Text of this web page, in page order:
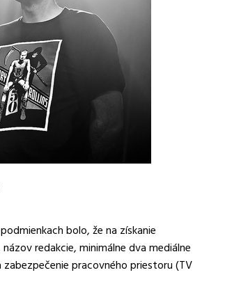
bolo, že na získanie
redakcie, minimálne dva mediálne
pracovného priestoru (TV